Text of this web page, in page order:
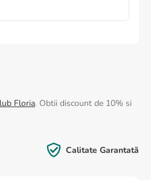
Floria. Obtii discount de 10% si
Calitate Garantată